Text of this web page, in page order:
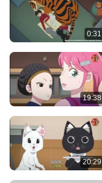
0:31
19:38
20:29